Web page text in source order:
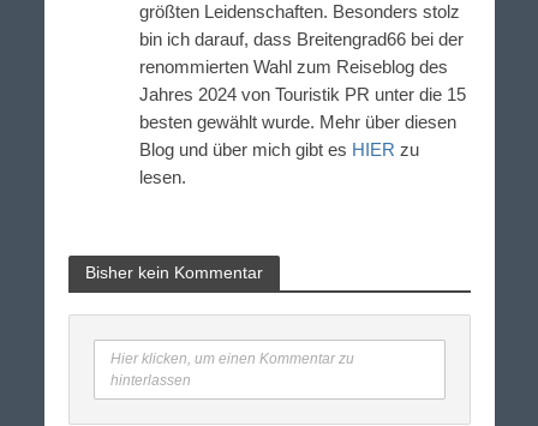
größten Leidenschaften. Besonders stolz
bin ich darauf, dass Breitengrad66 bei der
renommierten Wahl zum Reiseblog des
Jahres 2024 von Touristik PR unter die 15
besten gewählt wurde. Mehr über diesen
Blog und über mich gibt es HIER zu
lesen.
Bisher kein Kommentar
Hier klicken, um einen Kommentar zu
hinterlassen